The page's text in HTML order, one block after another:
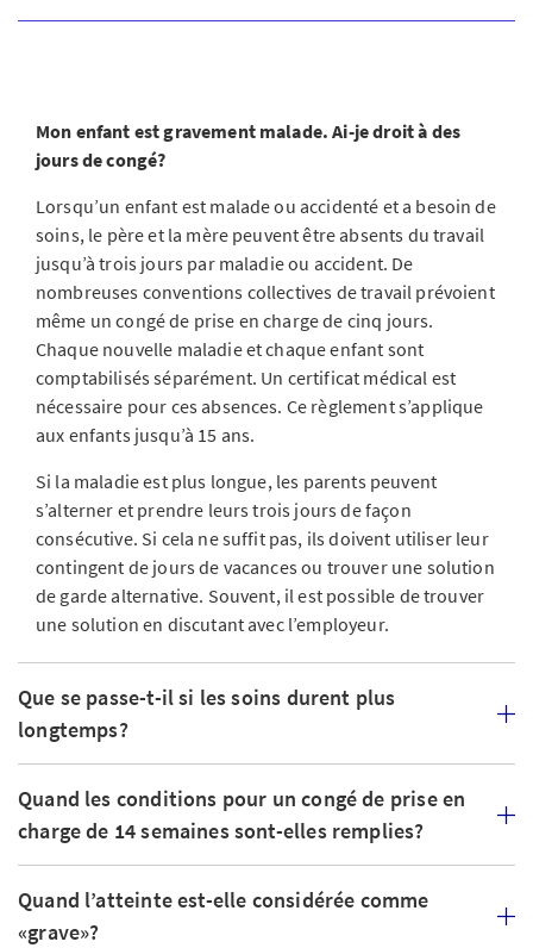
Mon enfant est gravement malade. Ai-je droit à des
jours de congé?
Lorsqu’un enfant est malade ou accidenté et a besoin de
soins, le père et la mère peuvent être absents du travail
jusqu’à trois jours par maladie ou accident. De
nombreuses conventions collectives de travail prévoient
même un congé de prise en charge de cinq jours.
Chaque nouvelle maladie et chaque enfant sont
comptabilisés séparément. Un certificat médical est
nécessaire pour ces absences. Ce règlement s’applique
aux enfants jusqu’à 15 ans.
Si la maladie est plus longue, les parents peuvent
s’alterner et prendre leurs trois jours de façon
consécutive. Si cela ne suffit pas, ils doivent utiliser leur
contingent de jours de vacances ou trouver une solution
de garde alternative. Souvent, il est possible de trouver
une solution en discutant avec l’employeur.
Que se passe-t-il si les soins durent plus
longtemps?
Quand les conditions pour un congé de prise en
charge de 14 semaines sont-elles remplies?
Quand l’atteinte est-elle considérée comme
«grave»?